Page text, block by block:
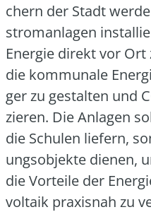
chern der Stadt
strom­an­la­gen
Ener­gie direkt vor Ort
die kom­mu­na­le
ger zu gestal­ten und
zie­ren. Die Anla­gen
die Schu­len lie­fern,
ungs­ob­jek­te die­nen,
die Vor­tei­le der
vol­ta­ik pra­xis­nah zu